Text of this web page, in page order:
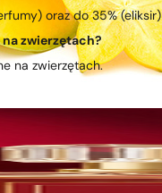
oraz do 35%
na zwierzętach?
na zwierzętach.